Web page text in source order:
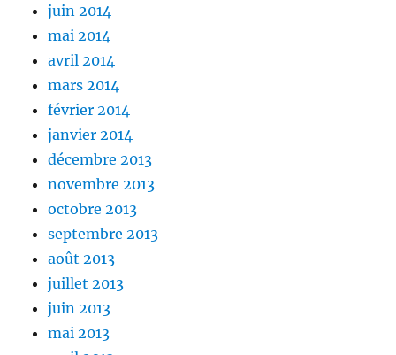
juin 2014
mai 2014
avril 2014
mars 2014
février 2014
janvier 2014
décembre 2013
novembre 2013
octobre 2013
septembre 2013
août 2013
juillet 2013
juin 2013
mai 2013